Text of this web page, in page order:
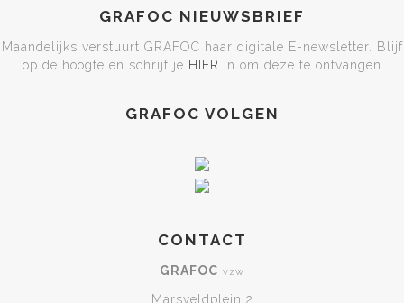
GRAFOC NIEUWSBRIEF
Maandelijks verstuurt GRAFOC haar digitale E-newsletter. Blijf
op de hoogte en schrijf je HIER in om deze te ontvangen
GRAFOC VOLGEN
CONTACT
GRAFOC vzw
Marsveldplein 2